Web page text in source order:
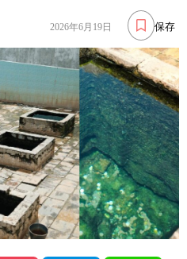
保存
2026年6月19日